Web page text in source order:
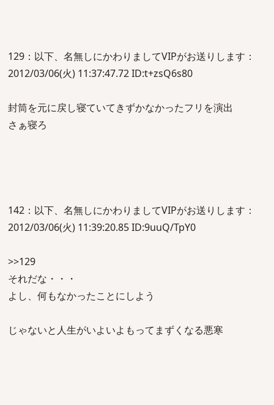
129：以下、名無しにかわりましてVIPがお送りします：
2012/03/06(火) 11:37:47.72 ID:t+zsQ6s80
封筒を元に戻し寝ていてきずかなかったフリを演出
さぁ寝ろ
142：以下、名無しにかわりましてVIPがお送りします：
2012/03/06(火) 11:39:20.85 ID:9uuQ/TpY0
>>129
それだな・・・
よし、何もなかったことにしよう
じゃないと人生がいよいよもってまずくなる悪寒